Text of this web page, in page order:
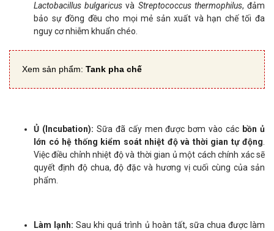
Lactobacillus bulgaricus và Streptococcus thermophilus, đảm
bảo sự đồng đều cho mọi mẻ sản xuất và hạn chế tối đa
nguy cơ nhiễm khuẩn chéo.
Xem sản phẩm: Tank pha chế
Ủ (Incubation): Sữa đã cấy men được bơm vào các bồn ủ
lớn có hệ thống kiểm soát nhiệt độ và thời gian tự động
Việc điều chỉnh nhiệt độ và thời gian ủ một cách chính xác sẽ
quyết định độ chua, độ đặc và hương vị cuối cùng của sản
phẩm.
Làm lạnh: Sau khi quá trình ủ hoàn tất, sữa chua được làm